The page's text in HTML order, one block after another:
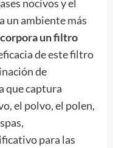
nocivos y el
un ambiente más
un filtro
de este filtro
de
que captura
el polvo, el polen,
para las